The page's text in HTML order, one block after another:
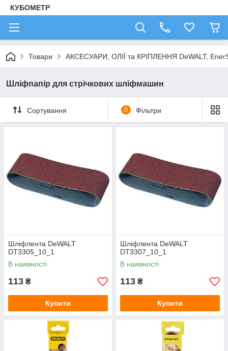
КУБОМЕТР
Товари АКСЕСУАРИ, ОЛІЇ та КРІПЛЕННЯ DeWALT,
Шліфпапір для стрічкових шліфмашин
Сортування 0 Фільтри
Шліфлента DeWALT
DT3305_10_1
В наявності
113 ₴
Купити
Шліфлента DeWALT
DT3307_10_1
В наявності
113 ₴
Купити